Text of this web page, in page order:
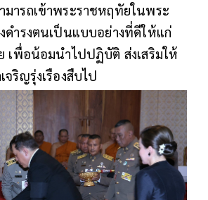
ารถเข้าพระราชหฤทัยในพระ
ดำรงตนเป็นแบบอย่างที่ดีให้แก่
เพื่อน้อมนำไปปฏิบัติ ส่งเสริมให้
ริญรุ่งเรืองสืบไป